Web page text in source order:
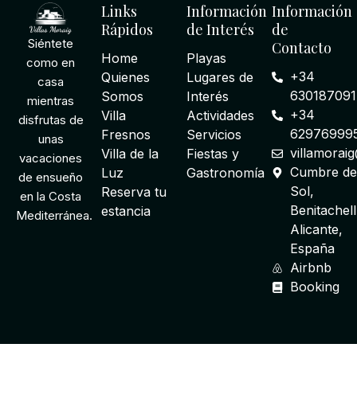
Siéntete
como en
casa
mientras
disfrutas de
unas
vacaciones
de ensueño
en la Costa
Mediterránea.
Links
Rápidos
Home
Quienes
Somos
Villa
Fresnos
Villa de la
Luz
Reserva tu
estancia
Información
de Interés
Playas
Lugares de
Interés
Actividades
Servicios
Fiestas y
Gastronomía
Información
de
Contacto
+34
630187091
+34
Cumbre
Sol,
Alicante,
España
Airbnb
Booking